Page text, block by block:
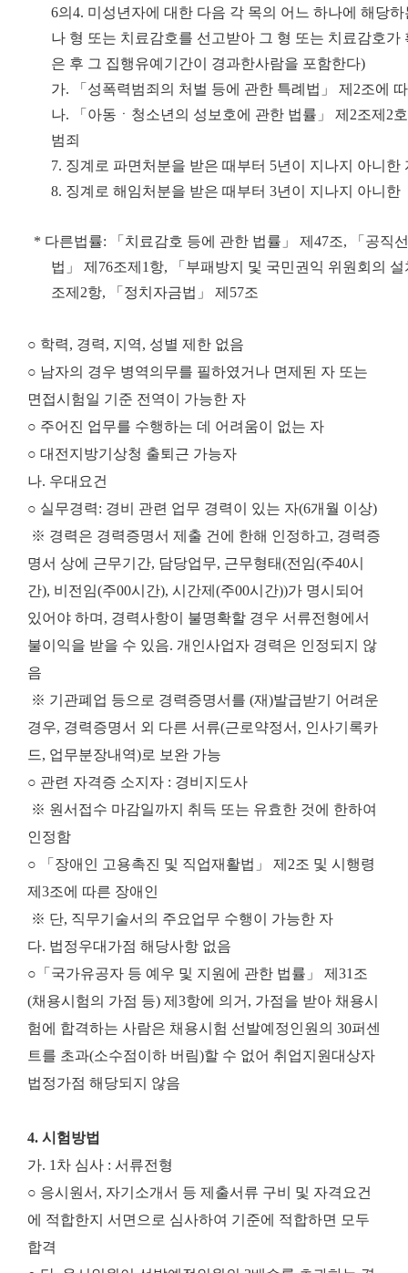
6의 4. 미성년자에 대한 다음 각 목의 어느 하나에 해당
나 형 또는 치료감호를 선고받아 그 형 또는 치료감호가
은 후 그 집행유예기간이 경과한사람을 포함한다)
가. 「 성폭력범죄의 처벌 등에 관한 특례법 」 제 2조에
나. 「 아동ㆍ청소년의 성보호에 관한 법률 」 제 2조제 2
범죄
7. 징계로 파면처분을 받은 때부터 5년이 지나지 아니한
8. 징계로 해임처분을 받은 때부터 3년이 지나지 아니한
* 다른법률: 「치료감호 등에 관한 법률」 제47조, 「공직
법」 제76조제1항, 「부패방지 및 국민권익 위원회의
조제2항, 「정치자금법」 제57조
○ 학력, 경력, 지역, 성별 제한 없음
○ 남자의 경우 병역의무를 필하였거나 면제된 자 또는
면접시험일 기준 전역이 가능한 자
○ 주어진 업무를 수행하는 데 어려움이 없는 자
○ 대전지방기상청 출퇴근 가능자
나. 우대요건
○ 실무경력: 경비 관련 업무 경력이 있는 자(6개월 이상)
※ 경력은 경력증명서 제출 건에 한해 인정하고, 경력증
명서 상에 근무기간, 담당업무, 근무형태(전임(주40시
간), 비전임(주00시간), 시간제(주00시간))가 명시되어
있어야 하며, 경력사항이 불명확할 경우 서류전형에서
불이익을 받을 수 있음. 개인사업자 경력은 인정되지 않
음
※ 기관폐업 등으로 경력증명서를 (재)발급받기 어려운
경우, 경력증명서 외 다른 서류(근로약정서, 인사기록카
드, 업무분장내역)로 보완 가능
○ 관련 자격증 소지자 : 경비지도사
※ 원서접수 마감일까지 취득 또는 유효한 것에 한하여
인정함
○ 「장애인 고용촉진 및 직업재활법」 제2조 및 시행령
제3조에 따른 장애인
※ 단, 직무기술서의 주요업무 수행이 가능한 자
다. 법정우대가점 해당사항 없음
○ 「국가유공자 등 예우 및 지원에 관한 법률」 제31조
(채용시험의 가점 등) 제3항에 의거, 가점을 받아 채용시
험에 합격하는 사람은 채용시험 선발예정인원의 30퍼센
트를 초과(소수점이하 버림)할 수 없어 취업지원대상자
법정가점 해당되지 않음
4. 시험방법
가. 1차 심사 : 서류전형
○ 응시원서, 자기소개서 등 제출서류 구비 및 자격요건
에 적합한지 서면으로 심사하여 기준에 적합하면 모두
합격